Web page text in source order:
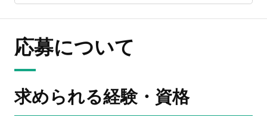
応募について
求められる経験・資格